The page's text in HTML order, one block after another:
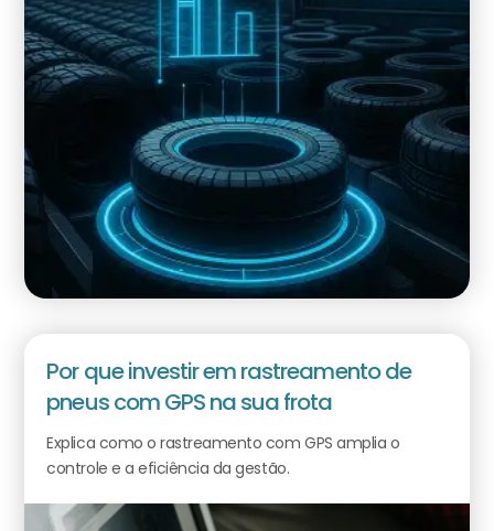
Por que investir em rastreamento de
pneus com GPS na sua frota
Explica como o rastreamento com GPS amplia o
controle e a eficiência da gestão.